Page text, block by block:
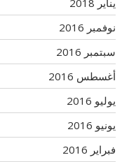
نوفمبر 2016
سبتمبر 2016
أغسطس 2016
يوليو 2016
يونيو 2016
فبراير 2016